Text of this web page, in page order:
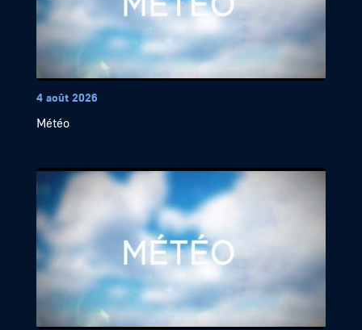
4 août 2026
Météo